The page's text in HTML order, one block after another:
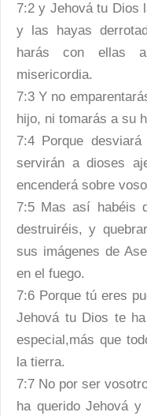
7:2 y Jehová tu Dios
y las hayas
harás con ellas
misericordia.
7:3 Y no
hijo, ni tomarás a su
7:4 Porque
servirán a dioses
encenderá sobre
7:5 Mas así habéis
destruiréis, y
sus imágenes de
en el fuego.
7:6 Porque tú eres
Jehová tu Dios te
especial,más que
la tierra.
7:7 No por ser
ha querido Jehová